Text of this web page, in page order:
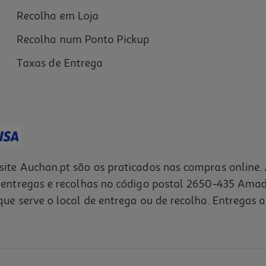
Recolha em Loja
Recolha num Ponto Pickup
Taxas de Entrega
Auchan.pt são os praticados nas compras
e recolhas no código postal 2650-435
serve o local de entrega ou de recolha.